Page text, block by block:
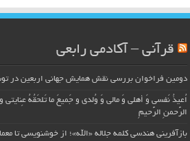
قرآنی – آکادمی رابعی
دومین فراخوان بررسی نقش همایش جهانی اربعین در
اُعیذُ نَفسی وَ أهلی وَ مالی وَ وُلدی و جَمیعَ ما تَلحَقُهُ عِنایتی
الرَّحمنِ الرَّحیمِ
بازآفرینی هندسی کلمه جلاله «الله»؛ از خوشنویسی تا